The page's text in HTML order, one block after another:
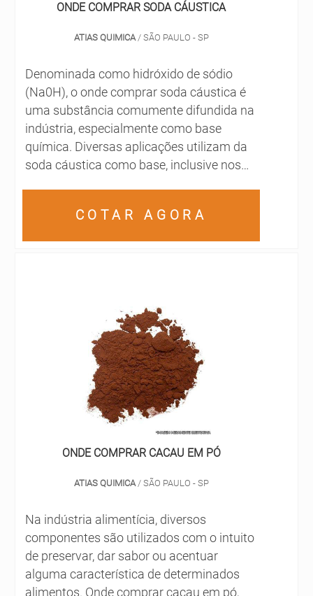
ONDE COMPRAR SODA CÁUSTICA
ATIAS QUIMICA/ SÃO PAULO - SP
Denominada como hidróxido de sódio
(Na0H), o onde comprar soda cáustica é
uma substância comumente difundida na
indústria, especialmente como base
química. Diversas aplicações utilizam da
soda cáustica como base, inclusive nos
base caracterizada como forte, por este
COTAR AGORA
ONDE COMPRAR CACAU EM PÓ
ATIAS QUIMICA/ SÃO PAULO - SP
Na indústria alimentícia, diversos
componentes são utilizados com o intuito
de preservar, dar sabor ou acentuar
alguma característica de determinados
alimentos. Onde comprar cacau em pó,